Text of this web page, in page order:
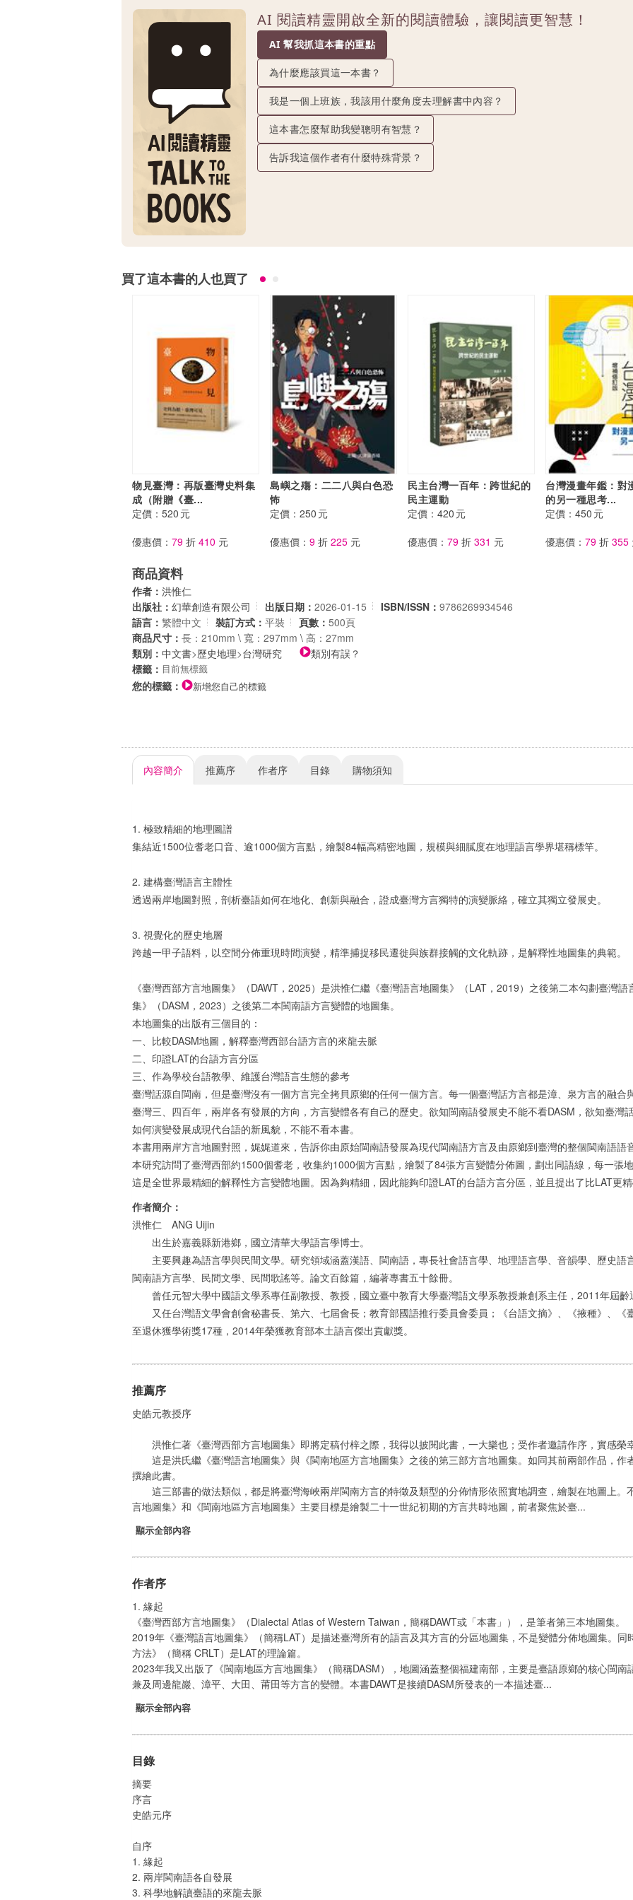
AI 閱讀精靈開啟全新的閱讀體驗，讓閱讀更智慧！
AI 幫我抓這本書的重點
為什麼應該買這一本書？
我是一個上班族，我該用什麼角度去理解書中內容？
這本書怎麼幫助我變聰明有智慧？
告訴我這個作者有什麼特殊背景？
買了這本書的人也買了
物見臺灣：再版臺灣史料集
成（附贈《臺...
定價： 520 元
優惠價： 79 折 410 元
島嶼之殤：二二八與白色恐
怖
定價： 250 元
優惠價： 9 折 225 元
民主台灣一百年：跨世紀的
民主運動
定價： 420 元
優惠價： 79 折 331 元
台灣漫畫年鑑：對
的另一種思考...
定價： 450 元
優惠價： 79 折 355
商品資料
作者： 洪惟仁
出版社： 幻華創造有限公司 出版日期： 2026-01-15 ISBN/ISSN： 9786269934546
語言： 繁體中文 裝訂方式： 平裝 頁數： 500頁
商品尺寸： 長：210mm \ 寬：297mm \ 高：27mm
類別： 中文書>歷史地理>台灣研究
類別有誤？
標籤： 目前無標籤
您的標籤： 新增您自己的標籤
內容簡介 推薦序 作者序 目錄 購物須知
1. 極致精細的地理圖譜
集結近1500位耆老口音、逾1000個方言點，繪製84幅高精密地圖，規模與細膩度在地理語言學界堪稱標竿。
2. 建構臺灣語言主體性
透過兩岸地圖對照，剖析臺語如何在地化、創新與融合，證成臺灣方言獨特的演變脈絡，確立其獨立發展史。
3. 視覺化的歷史地層
跨越一甲子語料，以空間分佈重現時間演變，精準捕捉移民遷徙與族群接觸的文化軌跡，是解釋性地圖集的典範。
《臺灣西部方言地圖集》（DAWT，2025）是洪惟仁繼《臺灣語言地圖集》（LAT，2019）之後第二本勾劃臺灣
集》（DASM，2023）之後第二本閩南語方言變體的地圖集。
本地圖集的出版有三個目的：
一、比較DASM地圖，解釋臺灣西部台語方言的來龍去脈
二、印證LAT的台語方言分區
三、作為學校台語教學、維護台灣語言生態的參考
臺灣話源自閩南，但是臺灣沒有一個方言完全拷貝原鄉的任何一個方言。每一個臺灣話方言都是漳、泉方言的融
臺灣三、四百年，兩岸各有發展的方向，方言變體各有自己的歷史。欲知閩南語發展史不能不看DASM，欲知臺灣
如何演變發展成現代台語的新風貌，不能不看本書。
本書用兩岸方言地圖對照，娓娓道來，告訴你由原始閩南語發展為現代閩南語方言及由原鄉到臺灣的整個閩南語語
本研究訪問了臺灣西部約1500個耆老，收集約1000個方言點，繪製了84張方言變體分佈圖，劃出同語線，每一張
這是全世界最精細的解釋性方言變體地圖。因為夠精細，因此能夠印證LAT的台語方言分區，並且提出了比LAT更
作者簡介：
洪惟仁 ANG Uijin
出生於嘉義縣新港鄉，國立清華大學語言學博士。
主要興趣為語言學與民間文學。研究領域涵蓋漢語、閩南語，專長社會語言學、地理語言學、音韻學、歷史語
閩南語方言學、民間文學、民間歌謠等。論文百餘篇，編著專書五十餘冊。
曾任元智大學中國語文學系專任副教授、教授，國立臺中教育大學臺灣語文學系教授兼創系主任，2011年屆齡
又任台灣語文學會創會秘書長、第六、七屆會長；教育部國語推行委員會委員；《台語文摘》、《掖種》、《
至退休獲學術獎17種，2014年榮獲教育部本土語言傑出貢獻獎。
推薦序
史皓元教授序
洪惟仁著《臺灣西部方言地圖集》即將定稿付梓之際，我得以披閱此書，一大樂也；受作者邀請作序，實感榮
這是洪氏繼《臺灣語言地圖集》與《閩南地區方言地圖集》之後的第三部方言地圖集。如同其前兩部作品，作
撰繪此書。
這三部書的做法類似，都是將臺灣海峽兩岸閩南方言的特徵及類型的分佈情形依照實地調查，繪製在地圖上。
言地圖集》和《閩南地區方言地圖集》主要目標是繪製二十一世紀初期的方言共時地圖，前者聚焦於臺...
顯示全部內容
作者序
1. 緣起
《臺灣西部方言地圖集》（Dialectal Atlas of Western Taiwan，簡稱DAWT或「本書」），是筆者第三本地圖集。
2019年《臺灣語言地圖集》（簡稱LAT）是描述臺灣所有的語言及其方言的分區地圖集，不是變體分佈地圖集。
方法》（簡稱 CRLT）是LAT的理論篇。
2023年我又出版了《閩南地區方言地圖集》（簡稱DASM），地圖涵蓋整個福建南部，主要是臺語原鄉的核心閩
兼及周邊龍巖、漳平、大田、莆田等方言的變體。本書DAWT是接續DASM所發表的一本描述臺...
顯示全部內容
目錄
摘要
序言
史皓元序
自序
1. 緣起
2. 兩岸閩南語各自發展
3. 科學地解讀臺語的來龍去脈